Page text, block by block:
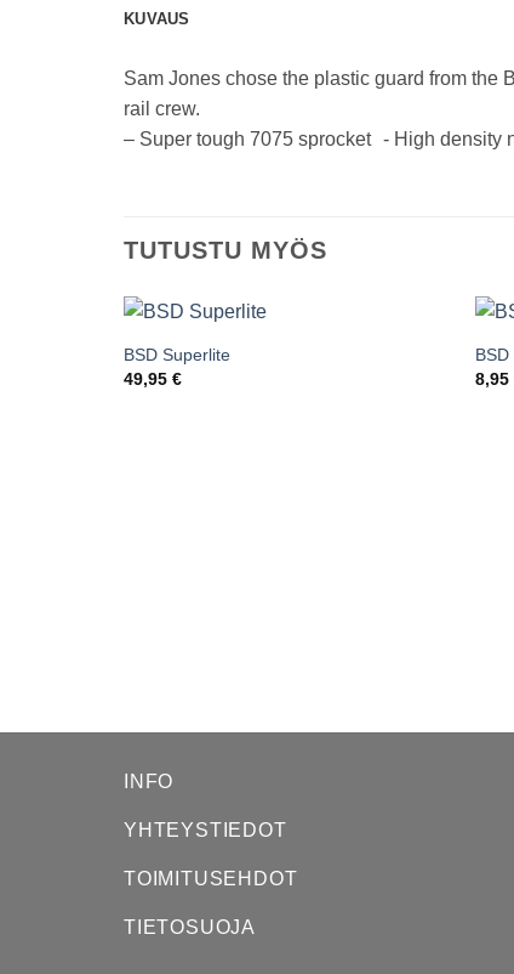
KUVAUS
Sam Jones chose the plastic guard from the
rail crew.
– Super tough 7075 sprocket - High
TUTUSTU MYÖS
BSD Superlite
49,95 €
8,95
INFO
YHTEYSTIEDOT
TOIMITUSEHDOT
TIETOSUOJA